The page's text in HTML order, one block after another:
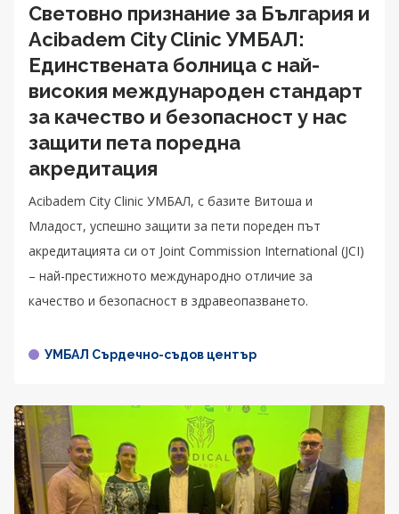
Световно признание за България и
Acibadem City Clinic УМБАЛ:
Единствената болница с най-
високия международен стандарт
за качество и безопасност у нас
защити пета поредна
акредитация
Acibadem City Clinic УМБАЛ, с базите Витоша и
Младост, успешно защити за пети пореден път
акредитацията си от Joint Commission International (JCI)
– най-престижното международно отличие за
качество и безопасност в здравеопазването.
УМБАЛ Сърдечно-съдов център